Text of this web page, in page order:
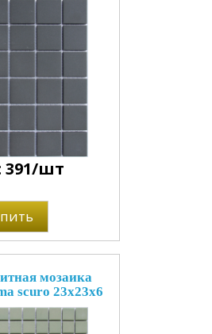
391/шт
мозаика
scuro 23x23x6